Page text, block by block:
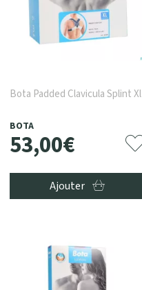
Bota Padded Clavicula Splint Xl
BOTA
53,00€
Ajouter